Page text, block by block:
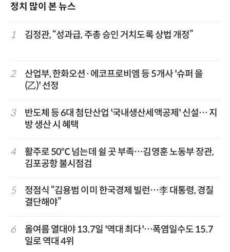
정치 많이 본 뉴스
1 김정관, “성과급, 주총 승인 거치도록 상법 개정”
2
산업부, 한화오션·에코프로비엠 등 5개사 '슈퍼 을
(乙)' 선정
3
반도체 등 6대 첨단산업 '국내생산세액공제' 신설… 지
방 생산 시 혜택
4
활주로 50℃ 넘는데 쉴 곳 부족…김영훈 노동부 장관,
김포공항 불시점검
5
정점식 “김용범 이미 한국경제 빌런…李 대통령, 경질
결단해야”
6
올여름 열대야 13.7일 '역대 최다'…폭염일수도 15.7
일로 역대 4위